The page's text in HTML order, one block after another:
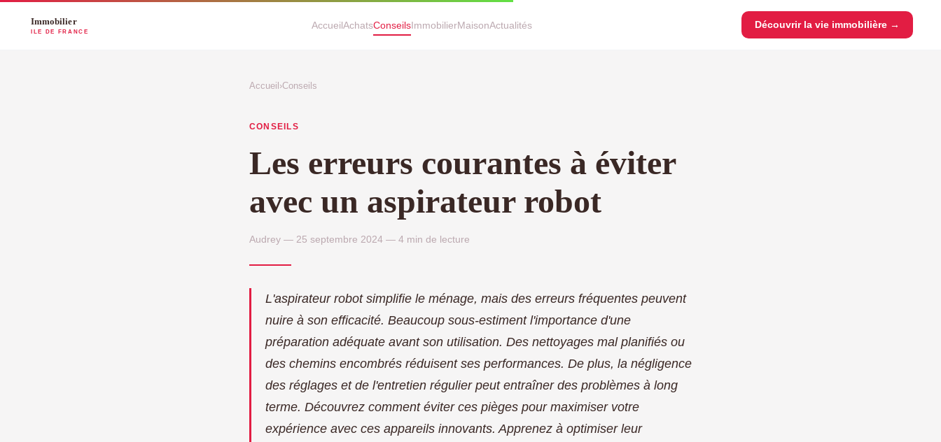
AccueilAchatsConseilsImmobilierMaisonActualités Découvrir la vie immobilière →
Accueil ›Conseils
CONSEILS
Les erreurs courantes à éviter
avec un aspirateur robot
Audrey — 25 septembre 2024 — 4 min de lecture
L'aspirateur robot simplifie le ménage, mais des erreurs fréquentes peuvent
nuire à son efficacité. Beaucoup sous-estiment l'importance d'une
préparation adéquate avant son utilisation. Des nettoyages mal planifiés ou
des chemins encombrés réduisent ses performances. De plus, la négligence
des réglages et de l'entretien régulier peut entraîner des problèmes à long
terme. Découvrez comment éviter ces pièges pour maximiser votre
expérience avec ces appareils innovants. Apprenez à optimiser leur